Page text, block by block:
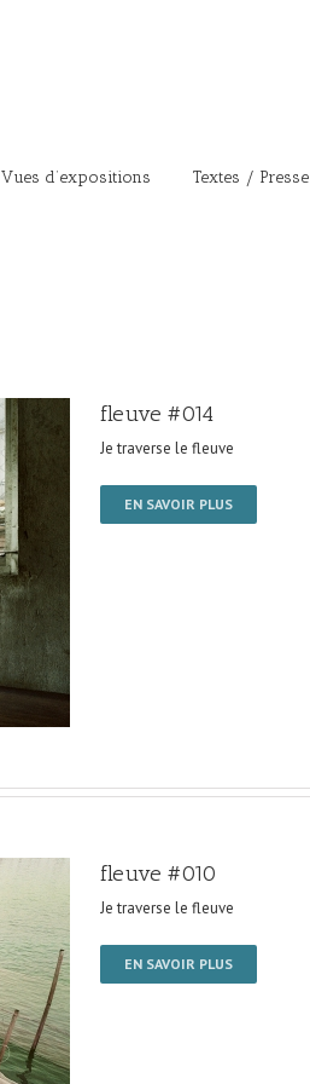
Vues d’expositions Textes / Presse
fleuve #014
Je traverse le fleuve
EN SAVOIR PLUS
fleuve #010
Je traverse le fleuve
EN SAVOIR PLUS